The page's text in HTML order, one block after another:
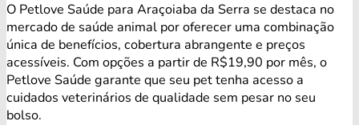
O Petlove Saúde para Araçoiaba da Serra se destaca no
mercado de saúde animal por oferecer uma combinação
única de benefícios, cobertura abrangente e preços
acessíveis. Com opções a partir de R$19,90 por mês, o
Petlove Saúde garante que seu pet tenha acesso a
cuidados veterinários de qualidade sem pesar no seu
bolso.